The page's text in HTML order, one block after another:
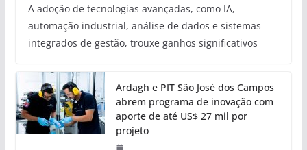
A adoção de tecnologias avançadas, como IA,
automação industrial, análise de dados e sistemas
integrados de gestão, trouxe ganhos significativos
Ardagh e PIT São José dos Campos
abrem programa de inovação com
aporte de até US$ 27 mil por
projeto